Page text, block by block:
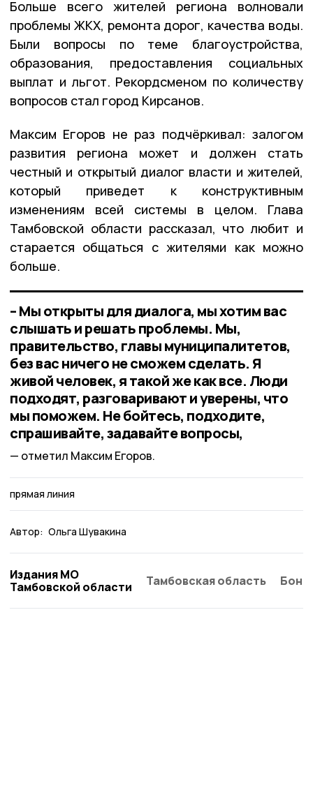
Больше всего жителей региона волновали
проблемы ЖКХ, ремонта дорог, качества воды.
Были вопросы по теме благоустройства,
образования, предоставления социальных
выплат и льгот. Рекордсменом по количеству
вопросов стал город Кирсанов.
Максим Егоров не раз подчёркивал: залогом
развития региона может и должен стать
честный и открытый диалог власти и жителей,
который приведет к конструктивным
изменениям всей системы в целом. Глава
Тамбовской области рассказал, что любит и
старается общаться с жителями как можно
больше.
– Мы открыты для диалога, мы хотим вас
слышать и решать проблемы. Мы,
правительство, главы муниципалитетов,
без вас ничего не сможем сделать. Я
живой человек, я такой же как все. Люди
подходят, разговаривают и уверены, что
мы поможем. Не бойтесь, подходите,
спрашивайте, задавайте вопросы,
отметил Максим Егоров.
прямая линия
Автор: Ольга Шувакина
Издания МО
Тамбовской области
Тамбовская область